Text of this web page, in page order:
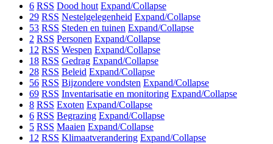
6 RSS Dood hout Expand/Collapse
29 RSS Nestelgelegenheid Expand/Collapse
53 RSS Steden en tuinen Expand/Collapse
2 RSS Personen Expand/Collapse
12 RSS Wespen Expand/Collapse
18 RSS Gedrag Expand/Collapse
28 RSS Beleid Expand/Collapse
56 RSS Bijzondere vondsten Expand/Collapse
69 RSS Inventarisatie en monitoring Expand/Collapse
8 RSS Exoten Expand/Collapse
6 RSS Begrazing Expand/Collapse
5 RSS Maaien Expand/Collapse
12 RSS Klimaatverandering Expand/Collapse